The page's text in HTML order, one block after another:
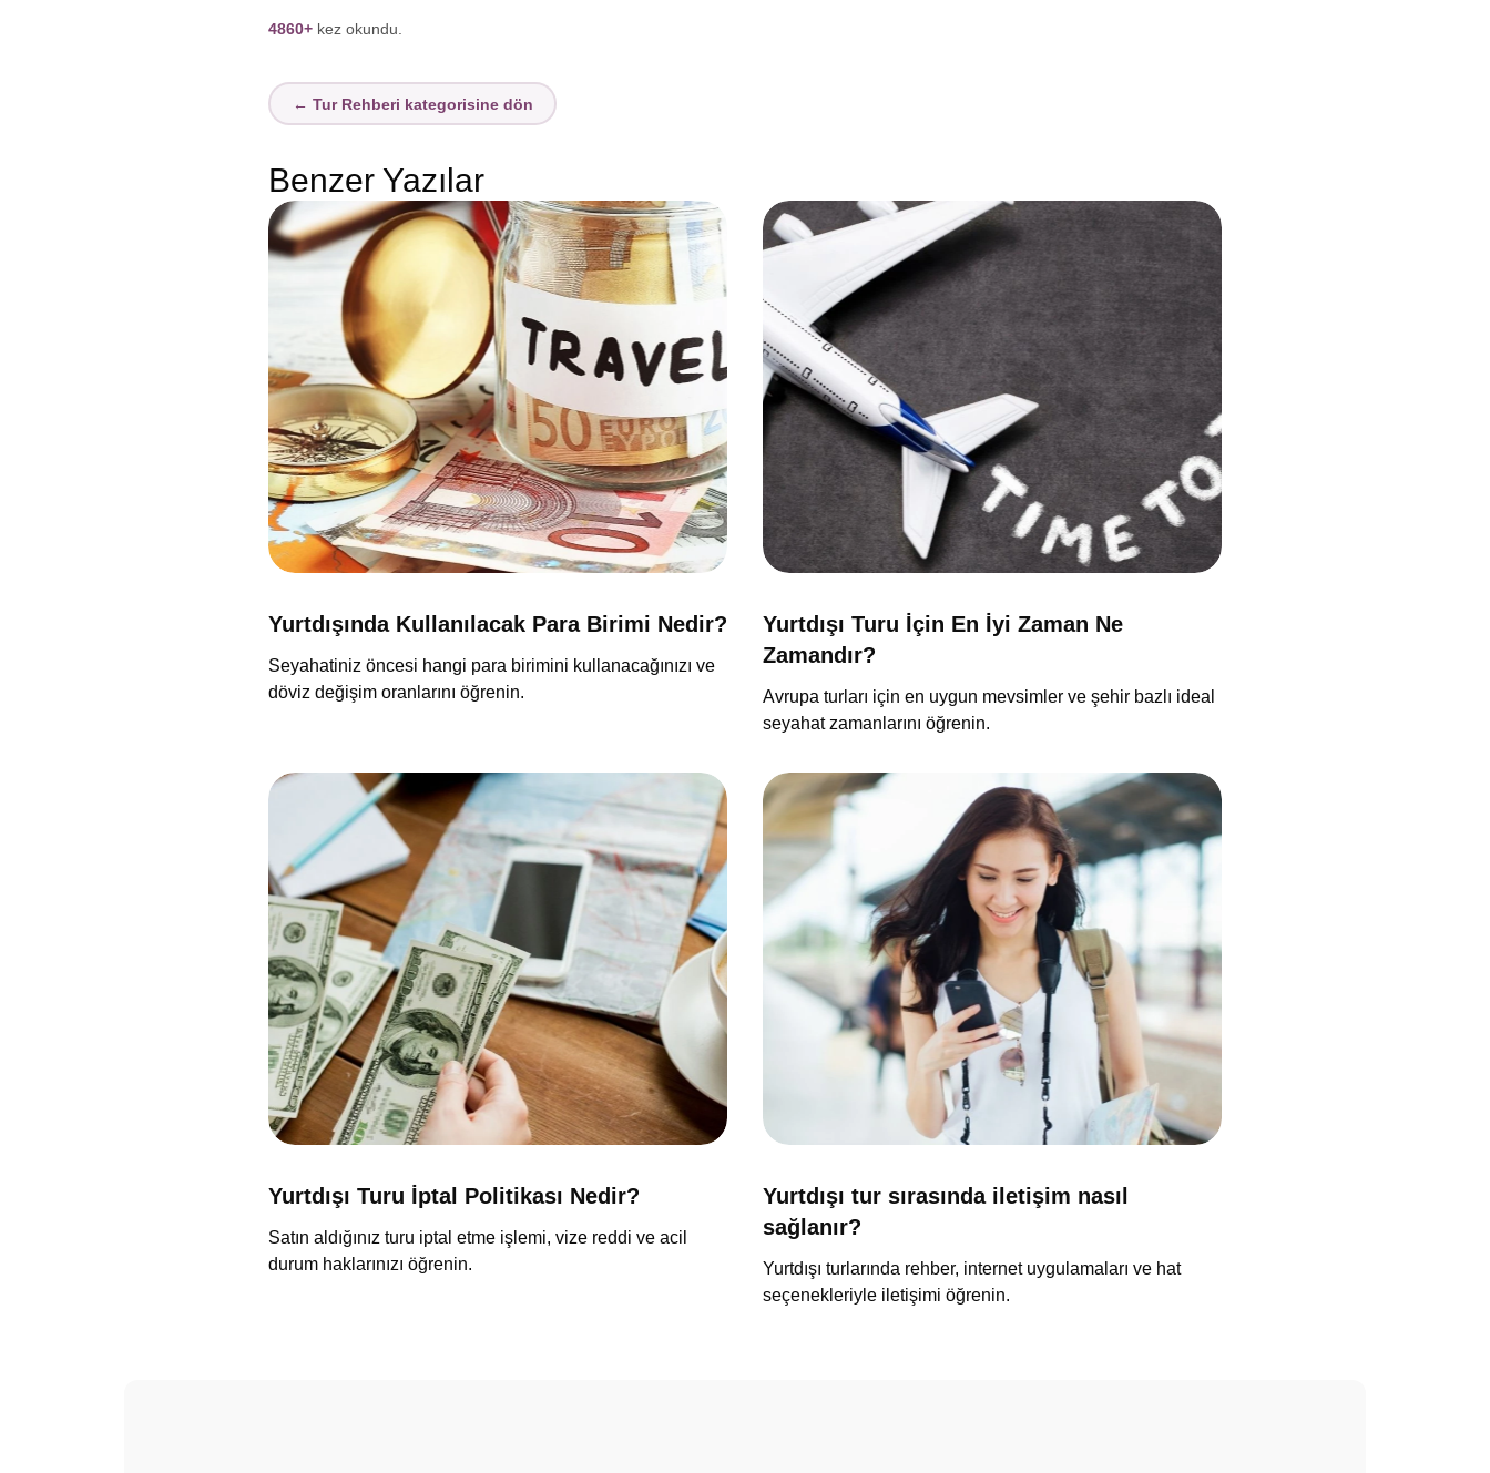
4860+ kez okundu.
← Tur Rehberi kategorisine dön
Benzer Yazılar
Yurtdışında Kullanılacak Para Birimi Nedir?
Seyahatiniz öncesi hangi para birimini kullanacağınızı ve
döviz değişim oranlarını öğrenin.
Yurtdışı Turu İçin En İyi Zaman Ne
Zamandır?
Avrupa turları için en uygun mevsimler ve şehir bazlı ideal
seyahat zamanlarını öğrenin.
Yurtdışı Turu İptal Politikası Nedir?
Satın aldığınız turu iptal etme işlemi, vize reddi ve acil
durum haklarınızı öğrenin.
Yurtdışı tur sırasında iletişim nasıl
sağlanır?
Yurtdışı turlarında rehber, internet uygulamaları ve hat
seçenekleriyle iletişimi öğrenin.